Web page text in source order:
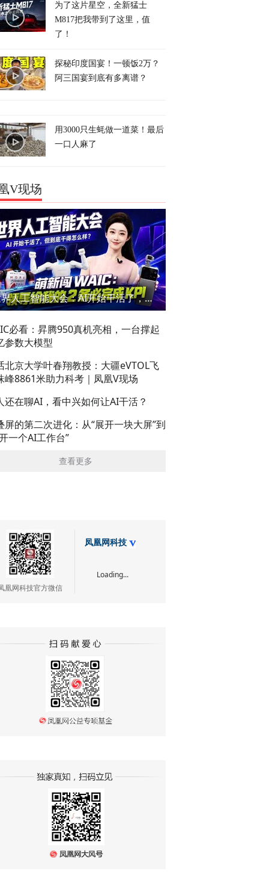
为了这片星空，全新猛士
M817把我带到了这里，值
了！
探秘印度国宴！一顿饭2万？
阿三国宴到底有多离谱？
用3000只生蚝做一道菜！最后
一口人麻了
V现场
世界人工智能大会：AI开始干活了，但到底干的怎么样？萌新闯WAIC
必看：昇腾950真机亮相，一台撑起
参数大模型
北京大学叶春翔教授：大疆eVTOL飞
峰8861米助力科考｜凤凰V现场
还在聊AI，看中兴如何让AI干活？
屏的第二次进化：从“展开一块大屏”到
一个AI工作台”
查看更多
凰网科技官方微信
凤凰网科技
Loading...